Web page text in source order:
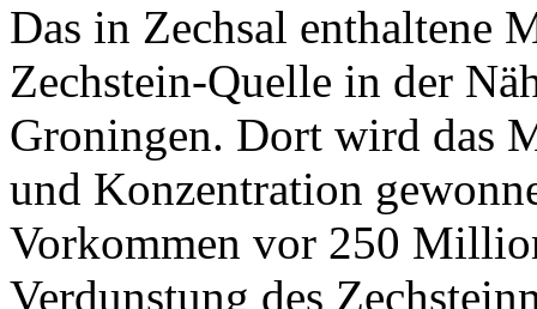
Das in Zechsal enthaltene
Zechstein-Quelle in der
Groningen. Dort wird das
und Konzentration
Vorkommen vor 250
Verdunstung des